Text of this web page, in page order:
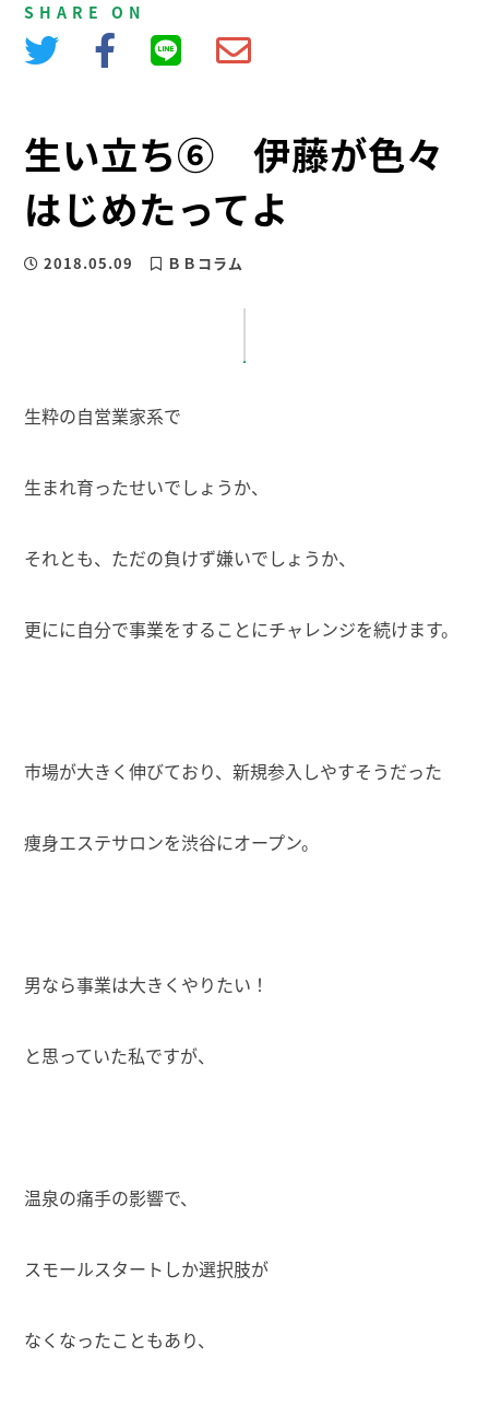
SHARE ON
生い立ち⑥ 伊藤が色々
はじめたってよ
2018.05.09 ＢＢコラム
生粋の自営業家系で
生まれ育ったせいでしょうか、
それとも、ただの負けず嫌いでしょうか、
更にに自分で事業をすることにチャレンジを続けます。
市場が大きく伸びており、新規参入しやすそうだった
痩身エステサロンを渋谷にオープン。
男なら事業は大きくやりたい！
と思っていた私ですが、
温泉の痛手の影響で、
スモールスタートしか選択肢が
なくなったこともあり、